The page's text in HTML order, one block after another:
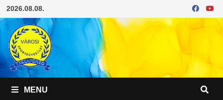
Skip
to
content
2026.08.08.
MENU